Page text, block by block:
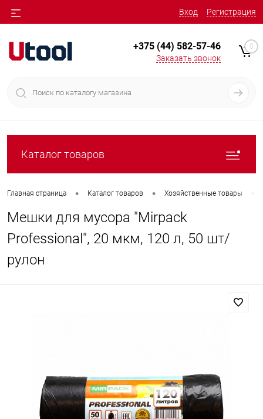
Вход Регистрация
+375 (44) 582-57-46
Заказать звонок
0
Каталог товаров
Главная страница • Каталог товаров • Хозяйственные товары
Мешки для мусора "Mirpack
Professional", 20 мкм, 120 л, 50 шт/
рулон